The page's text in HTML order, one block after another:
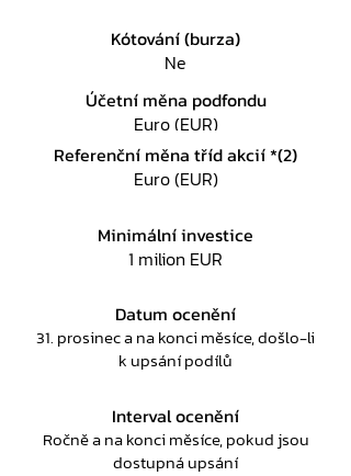
Kótování (burza)
Ne
Účetní měna podfondu
Euro (EUR)
Referenční měna tříd akcií *(2)
Euro (EUR)
Minimální investice
1 milion EUR
Datum ocenění
31. prosinec a na konci měsíce, došlo-li
k upsání podílů
Interval ocenění
Ročně a na konci měsíce, pokud jsou
dostupná upsání